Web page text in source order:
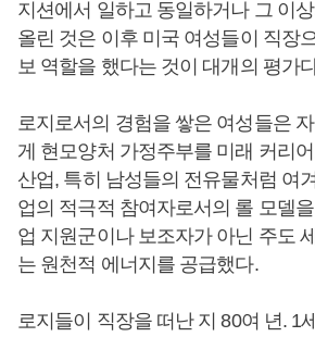
지션에서 일하고 동일하거나 그 이
올린 것은 이후 미국 여성들이 직장
보 역할을 했다는 것이 대개의 평가
로지로서의 경험을 쌓은 여성들은
게 현모양처 가정주부를 미래 커리
산업, 특히 남성들의 전유물처럼 여
업의 적극적 참여자로서의 롤 모델
업 지원군이나 보조자가 아닌 주도
는 원천적 에너지를 공급했다.
로지들이 직장을 떠난 지 80여 년. 1